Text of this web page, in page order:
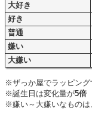
大好き
好き
普通
嫌い
大嫌い
※ザっか屋でラッピング
※誕生日は変化量が5倍
※嫌い～大嫌いなもの